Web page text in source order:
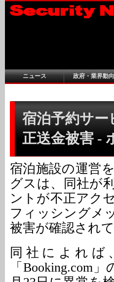
ニュース 政府・業界動向
宿泊予約サ
正送金被害 -
宿泊施設の運営
グスは、同社が
ントが不正アク
フィッシングメ
被害が確認されて
同社によれば
「Booking.com